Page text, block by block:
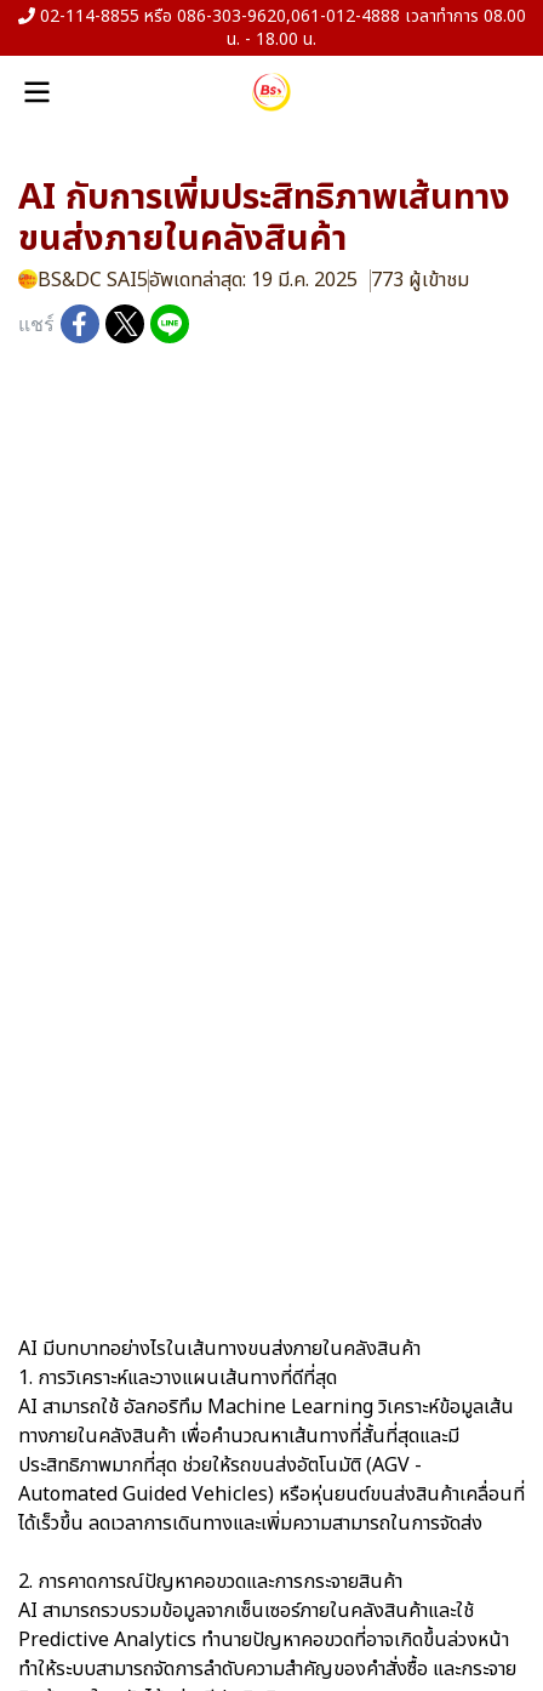
02-114-8855 หรือ 086-303-9620,061-012-4888 เวลาทำการ 08.00
น. - 18.00 น.
AI กับการเพิ่มประสิทธิภาพเส้นทาง
ขนส่งภายในคลังสินค้า
BS&DC SAI5อัพเดทล่าสุด: 19 มี.ค. 2025 773 ผู้เข้าชม
แชร์
AI มีบทบาทอย่างไรในเส้นทางขนส่งภายในคลังสินค้า
1. การวิเคราะห์และวางแผนเส้นทางที่ดีที่สุด
AI สามารถใช้ อัลกอริทึม Machine Learning วิเคราะห์ข้อมูลเส้น
ทางภายในคลังสินค้า เพื่อคำนวณหาเส้นทางที่สั้นที่สุดและมี
ประสิทธิภาพมากที่สุด ช่วยให้รถขนส่งอัตโนมัติ (AGV -
Automated Guided Vehicles) หรือหุ่นยนต์ขนส่งสินค้าเคลื่อนที่
ได้เร็วขึ้น ลดเวลาการเดินทางและเพิ่มความสามารถในการจัดส่ง
2. การคาดการณ์ปัญหาคอขวดและการกระจายสินค้า
AI สามารถรวบรวมข้อมูลจากเซ็นเซอร์ภายในคลังสินค้าและใช้
Predictive Analytics ทำนายปัญหาคอขวดที่อาจเกิดขึ้นล่วงหน้า
ทำให้ระบบสามารถจัดการลำดับความสำคัญของคำสั่งซื้อ และกระจาย